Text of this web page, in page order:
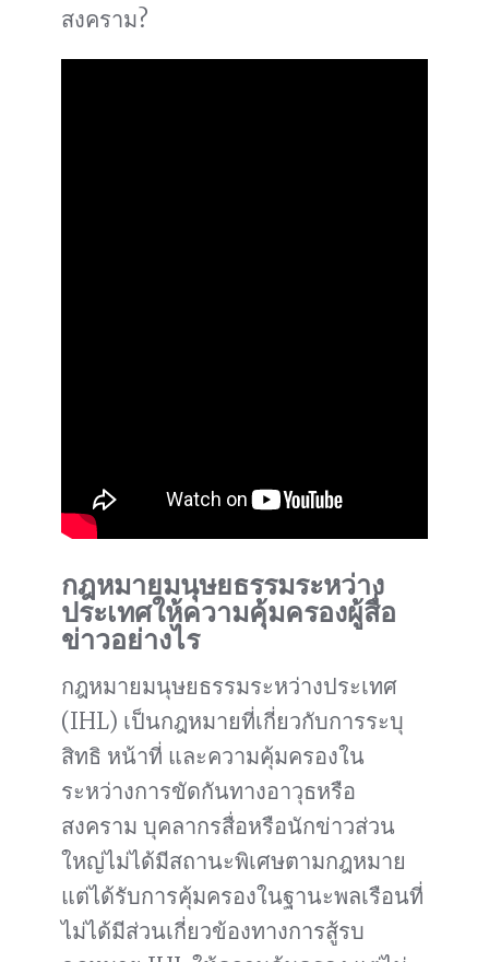
สงคราม?
กฎหมายมนุษยธรรมระหว่าง
ประเทศให้ความคุ้มครองผู้สื่อ
ข่าวอย่างไร
กฎหมายมนุษยธรรมระหว่างประเทศ
(IHL) เป็นกฎหมายที่เกี่ยวกับการระบุ
สิทธิ หน้าที่ และความคุ้มครองใน
ระหว่างการขัดกันทางอาวุธหรือ
สงคราม บุคลากรสื่อหรือนักข่าวส่วน
ใหญ่ไม่ได้มีสถานะพิเศษตามกฎหมาย
แต่ได้รับการคุ้มครองในฐานะพลเรือนที่
ไม่ได้มีส่วนเกี่ยวข้องทางการสู้รบ